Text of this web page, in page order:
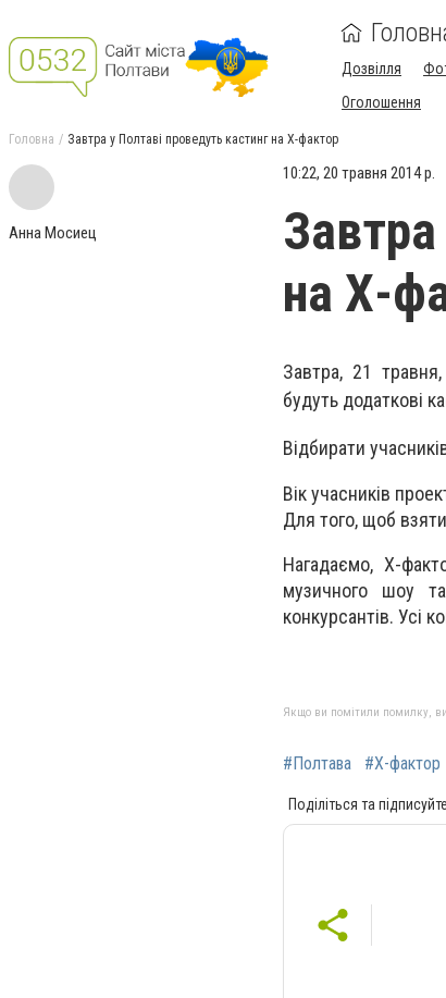
Дозвілля
Оголошення
Головна Завтра у Полтаві проведуть кастинг на Х-фактор
Анна Мосиец
10:22, 20 травня 2014 р.
на Х-
Завтра, 21
будуть додаткові
Відбирати
Вік учасників
Для того, щоб
Нагадаємо, Х-
музичного шоу
конкурсантів. Усі
Якщо ви помітили помилку,
#Полтава #Х-фактор
Поділіться та